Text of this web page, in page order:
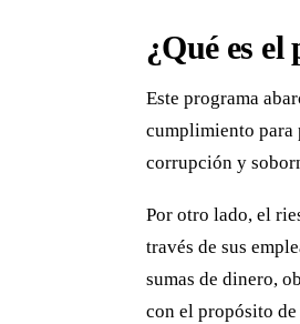
¿Qué es
Este programa
cumplimiento para
corrupción y
Por otro lado, el
través de sus
sumas de dinero,
con el propósito